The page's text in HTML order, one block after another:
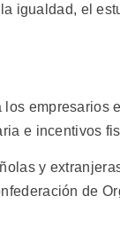
igualdad, el
empresarios
e incentivos
y
de